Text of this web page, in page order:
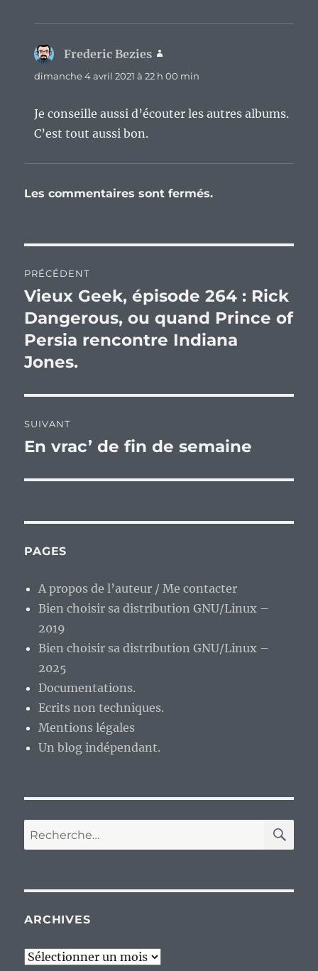
Frederic Bezies
dimanche 4 avril 2021 à 22 h 00 min
Je conseille aussi d’écouter les autres albums.
C’est tout aussi bon.
Les commentaires sont fermés.
de
l’article
PRÉCÉDENT
Publication
précédente :
Vieux Geek, épisode 264 : Rick
Dangerous, ou quand Prince of
Persia rencontre Indiana
Jones.
SUIVANT
Publication
En vrac’ de fin de semaine
PAGES
A propos de l’auteur / Me contacter
Bien choisir sa distribution GNU/Linux –
2019
Bien choisir sa distribution GNU/Linux –
2025
Documentations.
Ecrits non techniques.
Mentions légales
Un blog indépendant.
Recherche
pour :
ARCHIVES
Archives